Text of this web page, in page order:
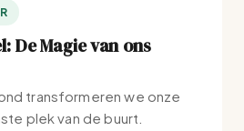
De Magie van ons
transformeren we onze
plek van de buurt.